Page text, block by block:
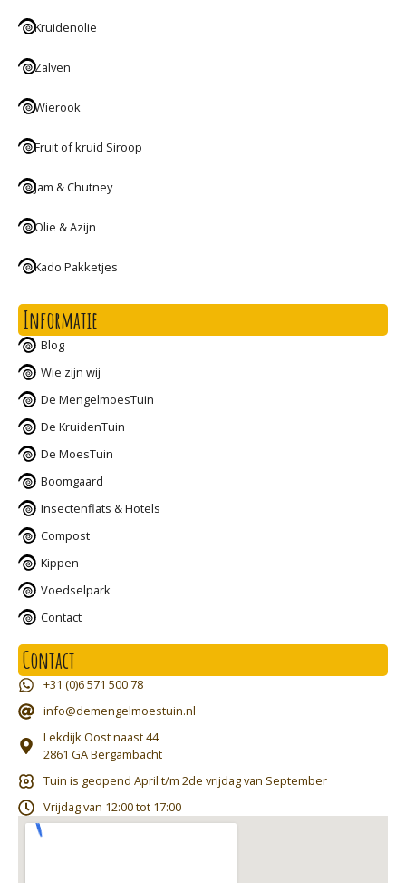
Kruidenolie
Zalven
Wierook
Fruit of kruid Siroop
Jam & Chutney
Olie & Azijn
Kado Pakketjes
Informatie
Blog
Wie zijn wij
De MengelmoesTuin
De KruidenTuin
De MoesTuin
Boomgaard
Insectenflats & Hotels
Compost
Kippen
Voedselpark
Contact
Contact
+31 (0)6 571 500 78
info@demengelmoestuin.nl
Lekdijk Oost naast 44
2861 GA Bergambacht
Tuin is geopend April t/m 2de vrijdag van September
Vrijdag van 12:00 tot 17:00